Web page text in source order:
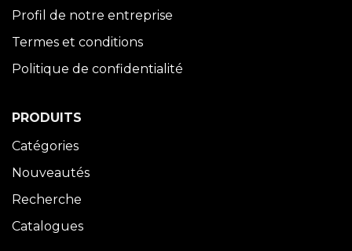
Profil de notre entreprise
Termes et conditions
Politique de confidentialité
PRODUITS
Catégories
Nouveautés
Recherche
Catalogues